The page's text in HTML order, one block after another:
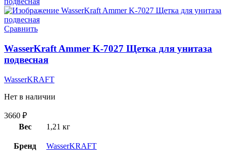
Сравнить
WasserKraft Ammer K-7027 Щетка для унитаза
подвесная
WasserKRAFT
Нет в наличии
3660 ₽
Вес
1,21 кг
Бренд WasserKRAFT